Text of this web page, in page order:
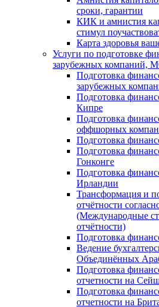
сроки, гарантии
КИК и амнистия
стимул
Карта здоровья
Услуги по подготовке
зарубежных компаний,
Подготовка
зарубежных
Подготовка
Кипре
Подготовка
оффшорных
Подготовка
Подготовка
Гонконге
Подготовка
Ирландии
Трансформация и
отчётности
(Международные
отчётности)
Подготовка
Ведение
Объединённых
Подготовка
отчетности на
Подготовка
отчетности на